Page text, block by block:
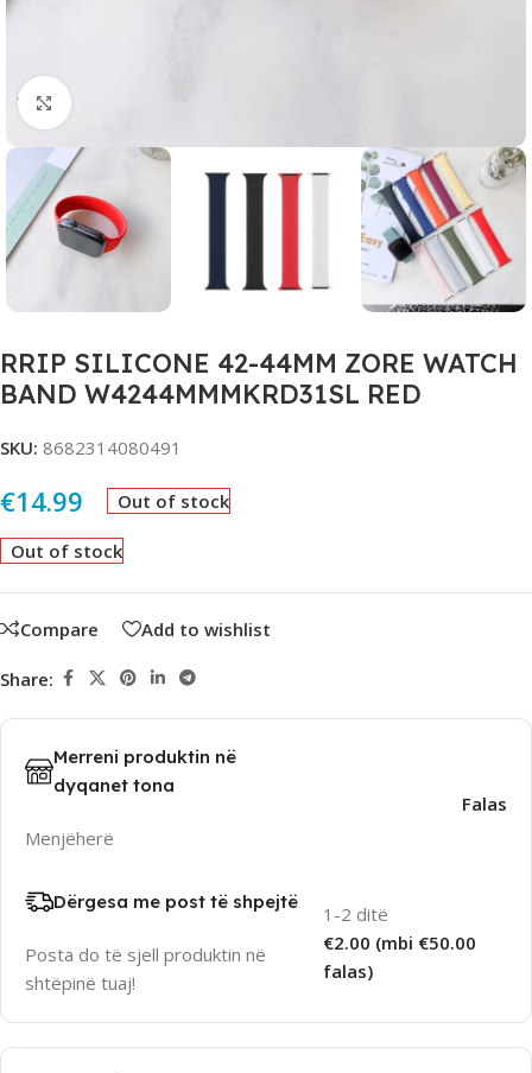
Click to enlarge
RRIP SILICONE 42-44MM ZORE WATCH
BAND W4244MMMKRD31SL RED
SKU: 8682314080491
€14.99 Out of stock
Out of stock
Compare Add to wishlist
Share:
Merreni produktin në
dyqanet tona
Menjëherë
Falas
Dërgesa me post të shpejtë
Posta do të sjell produktin në
shtëpinë tuaj!
1-2 ditë
€2.00 (mbi €50.00
falas)